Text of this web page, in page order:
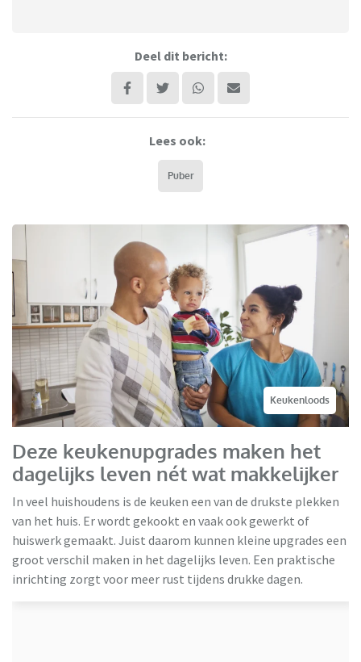
Deel dit bericht:
Lees ook:
Puber
Keukenloods
Deze keukenupgrades maken het
dagelijks leven nét wat makkelijker
In veel huishoudens is de keuken een van de drukste plekken
van het huis. Er wordt gekookt en vaak ook gewerkt of
huiswerk gemaakt. Juist daarom kunnen kleine upgrades een
groot verschil maken in het dagelijks leven. Een praktische
inrichting zorgt voor meer rust tijdens drukke dagen.